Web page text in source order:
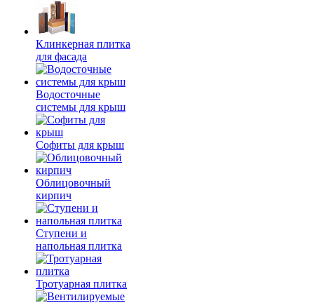
Клинкерная плитка
для фасада
Водосточные
системы для крыш
Софиты для крыш
Облицовочный
кирпич
Ступени и
напольная плитка
Тротуарная плитка